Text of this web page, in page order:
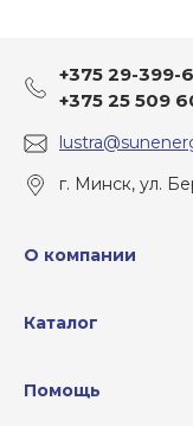
+375 29-399-
+375 25 509
г. Минск, ул.
О компании
Каталог
Помощь